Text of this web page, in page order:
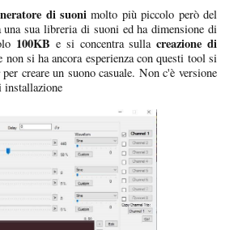
di suonimolto più piccolo però del
sua libreria di suoni ed ha dimensione di
100KB e si concentra sullacreazione di
non si ha ancora esperienza con questi tool si
per creare un suono casuale. Non c'è versione
installazione